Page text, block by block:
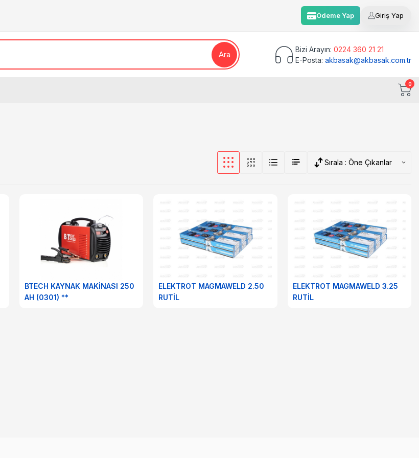
Ödeme Yap Giriş Yap
Ara
Bizi Arayın: 0224 360 21 21
E-Posta: akbasak@akbasak.com.tr
0
Sırala : Öne Çıkanlar
BTECH KAYNAK MAKİNASI 250
AH (0301) **
ELEKTROT MAGMAWELD 2.50
RUTİL
ELEKTROT MAGMAWELD 3.25
RUTİL